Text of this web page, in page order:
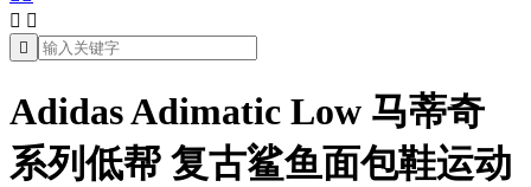
 

Adidas Adimatic Low 马蒂奇
系列低帮 复古鲨鱼面包鞋运动